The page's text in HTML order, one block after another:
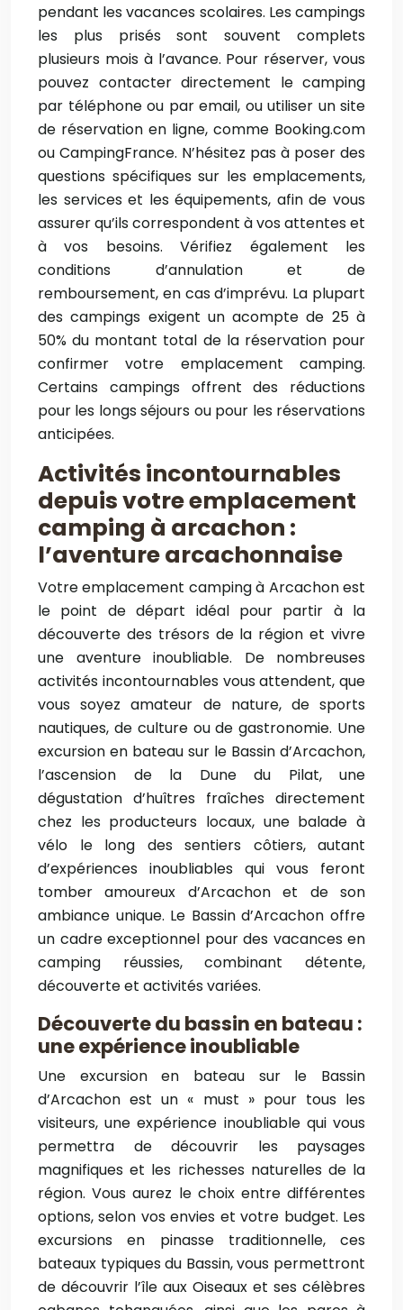
pendant les vacances scolaires. Les campings
les plus prisés sont souvent complets
plusieurs mois à l’avance. Pour réserver, vous
pouvez contacter directement le camping
par téléphone ou par email, ou utiliser un site
de réservation en ligne, comme Booking.com
ou CampingFrance. N’hésitez pas à poser des
questions spécifiques sur les emplacements,
les services et les équipements, afin de vous
assurer qu’ils correspondent à vos attentes et
à vos besoins. Vérifiez également les
conditions d’annulation et de
remboursement, en cas d’imprévu. La plupart
des campings exigent un acompte de 25 à
50% du montant total de la réservation pour
confirmer votre emplacement camping.
Certains campings offrent des réductions
pour les longs séjours ou pour les réservations
anticipées.
Activités incontournables
depuis votre emplacement
camping à arcachon :
l’aventure arcachonnaise
Votre emplacement camping à Arcachon est
le point de départ idéal pour partir à la
découverte des trésors de la région et vivre
une aventure inoubliable. De nombreuses
activités incontournables vous attendent, que
vous soyez amateur de nature, de sports
nautiques, de culture ou de gastronomie. Une
excursion en bateau sur le Bassin d’Arcachon,
l’ascension de la Dune du Pilat, une
dégustation d’huîtres fraîches directement
chez les producteurs locaux, une balade à
vélo le long des sentiers côtiers, autant
d’expériences inoubliables qui vous feront
tomber amoureux d’Arcachon et de son
ambiance unique. Le Bassin d’Arcachon offre
un cadre exceptionnel pour des vacances en
camping réussies, combinant détente,
découverte et activités variées.
Découverte du bassin en bateau :
une expérience inoubliable
Une excursion en bateau sur le Bassin
d’Arcachon est un « must » pour tous les
visiteurs, une expérience inoubliable qui vous
permettra de découvrir les paysages
magnifiques et les richesses naturelles de la
région. Vous aurez le choix entre différentes
options, selon vos envies et votre budget. Les
excursions en pinasse traditionnelle, ces
bateaux typiques du Bassin, vous permettront
de découvrir l’île aux Oiseaux et ses célèbres